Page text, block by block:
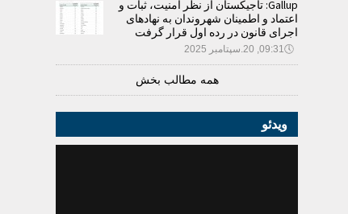
Gallup: تاجیکستان از نظر امنیت، ثبات و
اعتماد و اطمینان شهروندان به نهادهای
اجرای قانون در رده اول قرار گرفت
🕔09:31, 20.سپتامبر 2025
همه مطالب بخش
ویدئو